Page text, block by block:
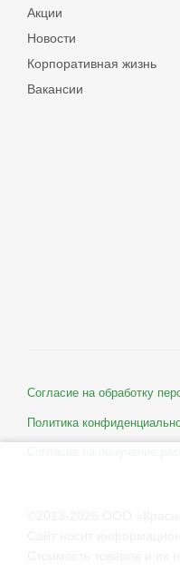
Акции
Новости
Корпоративная жизнь
Вакансии
Согласие на обработку
Политика
©2013-2026 ООО